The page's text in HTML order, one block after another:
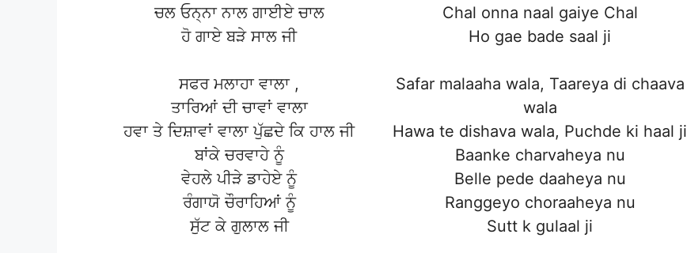
ਚਲ ਓਨ੍ਨਾ ਨਾਲ ਗਾਈਏ ਚਾਲ
ਹੋ ਗਾਏ ਬੜੇ ਸਾਲ ਜੀ
ਸਫਰ ਮਲਾਹਾ ਵਾਲਾ ,
ਤਾਰਿਆਂ ਦੀ ਚਾਵਾਂ ਵਾਲਾ
ਹਵਾ ਤੇ ਦਿਸ਼ਾਵਾਂ ਵਾਲਾ ਪੁੱਛਦੇ ਕਿ ਹਾਲ ਜੀ
ਬਾਂਕੇ ਚਰਵਾਹੇ ਨੂੰ
ਵੇਹਲੇ ਪੀੜੇ ਡਾਹੇਏ ਨੂੰ
ਰੰਗਾਯੋ ਚੌਰਾਹਿਆਂ ਨੂੰ
ਸੁੱਟ ਕੇ ਗੁਲਾਲ ਜੀ
Chal onna naal gaiye Chal
Ho gae bade saal ji
Safar malaaha wala, Taareya di chaava
wala
Hawa te dishava wala, Puchde ki haal ji
Baanke charvaheya nu
Belle pede daaheya nu
Ranggeyo choraaheya nu
Sutt k gulaal ji